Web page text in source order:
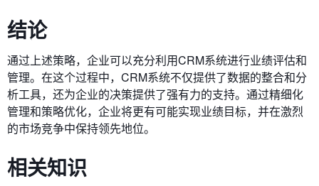
结论
通过上述策略，企业可以充分利用CRM系统进行业绩评估和
管理。在这个过程中，CRM系统不仅提供了数据的整合和分
析工具，还为企业的决策提供了强有力的支持。通过精细化
管理和策略优化，企业将更有可能实现业绩目标，并在激烈
的市场竞争中保持领先地位。
相关知识